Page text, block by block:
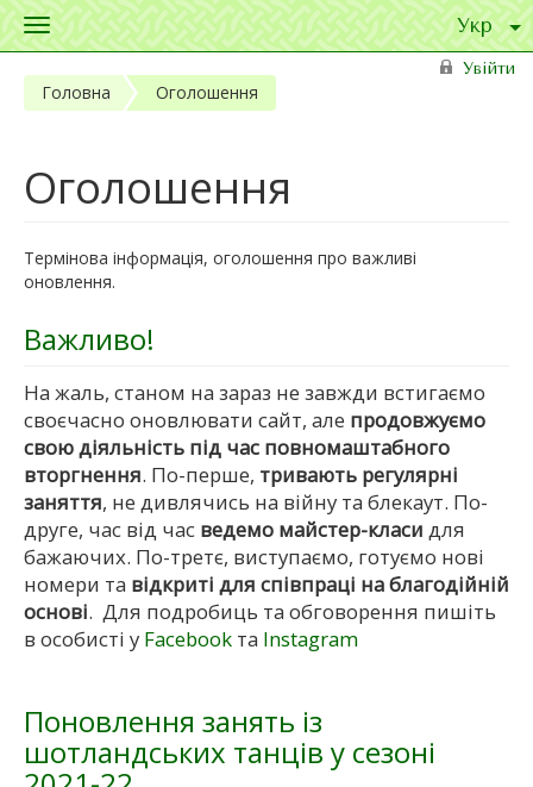
Toggle
Увійти
Головна Оголошення
Оголошення
Термінова інформація, оголошення про важливі
оновлення.
Важливо!
На жаль, станом на зараз не завжди встигаємо
своєчасно оновлювати сайт, але продовжуємо
свою діяльність під час повномаштабного
вторгнення. По-перше, тривають регулярні
заняття, не дивлячись на війну та блекаут. По-
друге, час від час ведемо майстер-класи для
бажаючих. По-третє, виступаємо, готуємо нові
номери та відкриті для співпраці на благодійній
основі. Для подробиць та обговорення пишіть
в особисті у Facebook та Instagram
Поновлення занять із
шотландських танців у сезоні